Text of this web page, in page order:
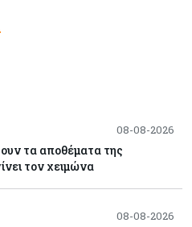
08-08-2026
τα αποθέματα της
τον χειμώνα
08-08-2026